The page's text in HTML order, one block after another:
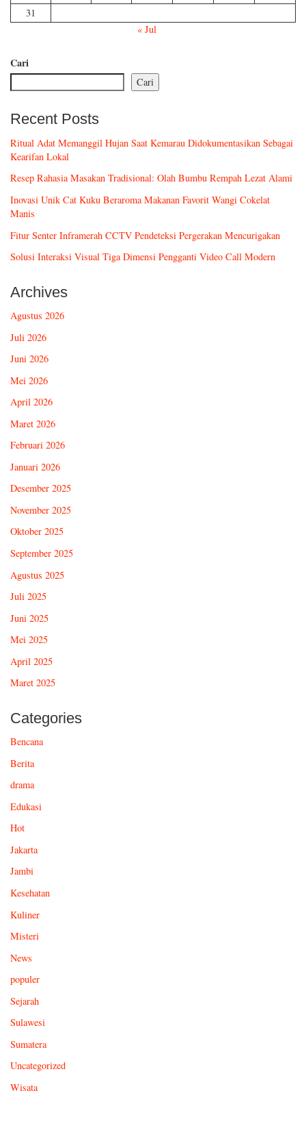
31
« Jul
Cari
Cari
Recent Posts
Ritual Adat Memanggil Hujan Saat Kemarau Didokumentasikan Sebagai
Kearifan Lokal
Resep Rahasia Masakan Tradisional: Olah Bumbu Rempah Lezat Alami
Inovasi Unik Cat Kuku Beraroma Makanan Favorit Wangi Cokelat
Manis
Fitur Senter Inframerah CCTV Pendeteksi Pergerakan Mencurigakan
Solusi Interaksi Visual Tiga Dimensi Pengganti Video Call Modern
Archives
Agustus 2026
Juli 2026
Juni 2026
Mei 2026
April 2026
Maret 2026
Februari 2026
Januari 2026
Desember 2025
November 2025
Oktober 2025
September 2025
Agustus 2025
Juli 2025
Juni 2025
Mei 2025
April 2025
Maret 2025
Categories
Bencana
Berita
drama
Edukasi
Hot
Jakarta
Jambi
Kesehatan
Kuliner
Misteri
News
populer
Sejarah
Sulawesi
Sumatera
Uncategorized
Wisata